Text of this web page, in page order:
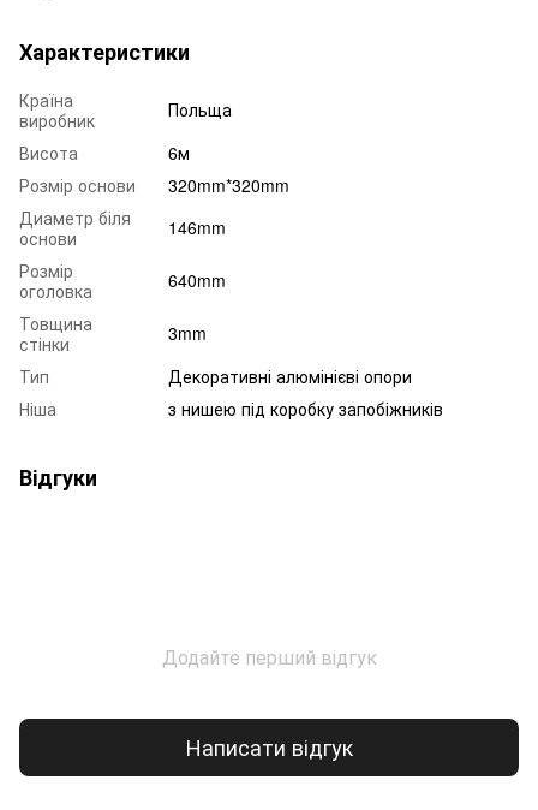
Характеристики
Країна
виробник
Польща
Висота
6м
Розмір основи
320mm*320mm
Диаметр біля
основи
146mm
Розмір
оголовка
640mm
Товщина
стінки
3mm
Тип
Декоративні алюмінієві опори
Ніша
з нишею під коробку запобіжників
Відгуки
Додайте перший відгук
Написати відгук